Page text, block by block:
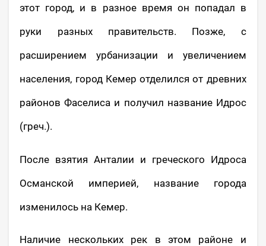
этот город, и в разное время он попадал в
руки разных правительств. Позже, с
расширением урбанизации и увеличением
населения, город Кемер отделился от древних
районов Фаселиса и получил название Идрос
(греч.).
После взятия Анталии и греческого Идроса
Османской империей, название города
изменилось на Кемер.
Наличие нескольких рек в этом районе и